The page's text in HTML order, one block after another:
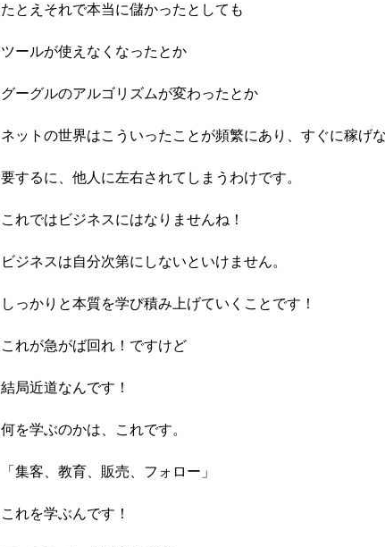
たとえそれで本当に儲かったとしても
ツールが使えなくなったとか
グーグルのアルゴリズムが変わったとか
ネットの世界はこういったことが頻繁にあり、すぐに稼げな
要するに、他人に左右されてしまうわけです。
これではビジネスにはなりませんね！
ビジネスは自分次第にしないといけません。
しっかりと本質を学び積み上げていくことです！
これが急がば回れ！ですけど
結局近道なんです！
何を学ぶのかは、これです。
「集客、教育、販売、フォロー」
これを学ぶんです！